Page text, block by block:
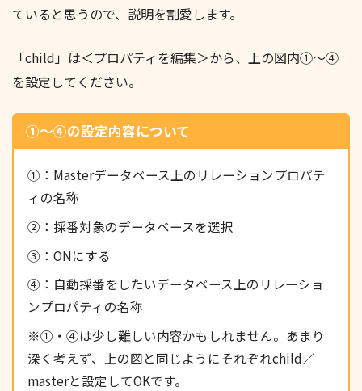
ていると思うので、説明を割愛します。
「child」は＜プロパティを編集＞から、上の図内①～④
を設定してください。
①～④の設定内容について
①：Masterデータベース上のリレーションプロパテ
ィの名称
②：採番対象のデータベースを選択
③：ONにする
④：自動採番をしたいデータベース上のリレーショ
ンプロパティの名称
※①・④は少し難しい内容かもしれません。あまり
深く考えず、上の図と同じようにそれぞれchild／
masterと設定してOKです。